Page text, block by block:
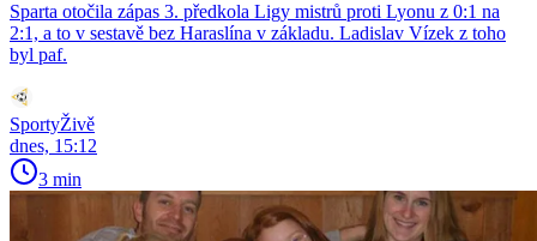
Sparta otočila zápas 3. předkola Ligy mistrů proti Lyonu z 0:1 na
2:1, a to v sestavě bez Haraslína v základu. Ladislav Vízek z toho
byl paf.
SportyŽivě
dnes, 15:12
3 min